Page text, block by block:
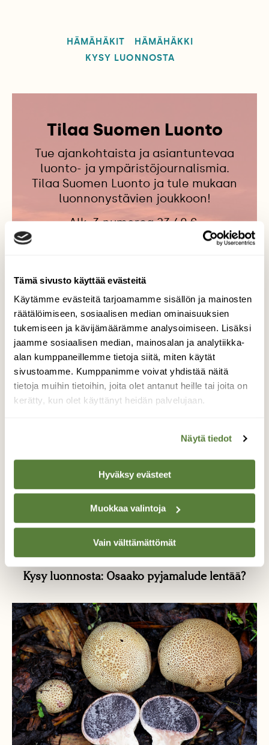
Tämä sivusto käyttää evästeitä
Käytämme evästeitä tarjoamamme sisällön ja mainosten
räätälöimiseen, sosiaalisen median ominaisuuksien
tukemiseen ja kävijämäärämme analysoimiseen. Lisäksi
jaamme sosiaalisen median, mainosalan ja analytiikka-
alan kumppaneillemme tietoja siitä, miten käytät
sivustoamme. Kumppanimme voivat yhdistää näitä
tietoja muihin tietoihin, joita olet antanut heille tai joita on
kerätty, kun olet käyttänyt heidän palvelujaan.
Näytä tiedot
Hyväksy evästeet
Muokkaa valintoja
Vain välttämättömät
HÄMÄHÄKIT
HÄMÄHÄKKI
KYSY LUONNOSTA
Tilaa Suomen Luonto
Tue ajankohtaista ja asiantuntevaa
luonto- ja ympäristöjournalismia.
Tilaa Suomen Luonto ja tule mukaan
luonnonystävien joukkoon!
Alk. 3 numeroa 23,40 €.
Lisää aiheesta
KYSY LUONNOSTA
Kysy luonnosta: Osaako pyjamalude lentää?